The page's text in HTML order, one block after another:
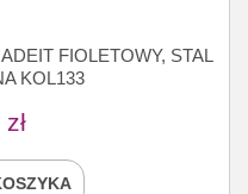
FIOLETOWY, STAL
KOL133
zł